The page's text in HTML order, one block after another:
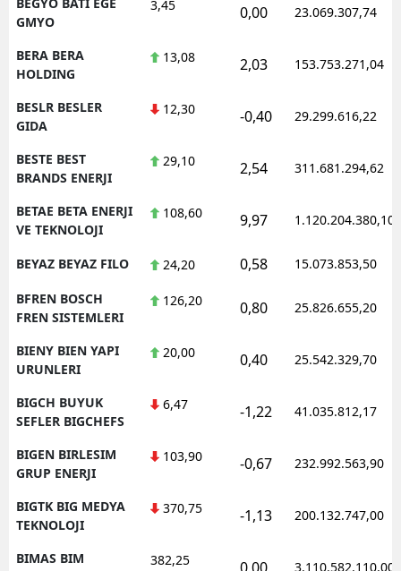
GMYO
3,45 0,00 23.069.307,74
BERA BERA
HOLDING
13,08 2,03 153.753.271,04
BESLR BESLER
GIDA
12,30 -0,40 29.299.616,22
BESTE BEST
BRANDS ENERJI
29,10 2,54 311.681.294,62
BETAE BETA ENERJI
VE TEKNOLOJI
108,60 9,97 1.120.204.380,10
BEYAZ BEYAZ FILO 24,20 0,58 15.073.853,50
BFREN BOSCH
FREN SISTEMLERI
126,20 0,80 25.826.655,20
BIENY BIEN YAPI
URUNLERI
20,00 0,40 25.542.329,70
BIGCH BUYUK
SEFLER BIGCHEFS
6,47 -1,22 41.035.812,17
BIGEN BIRLESIM
GRUP ENERJI
103,90 -0,67 232.992.563,90
BIGTK BIG MEDYA
TEKNOLOJI
370,75 -1,13 200.132.747,00
BIMAS BIM
382,25 3.110.582.110,00